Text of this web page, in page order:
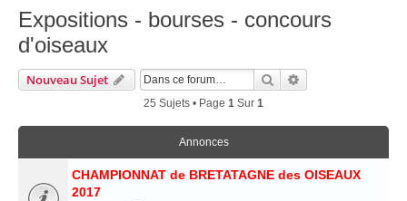
Expositions - bourses - concours
d'oiseaux
Nouveau Sujet Rechercher
25 Sujets • Page 1 Sur 1
Annonces
CHAMPIONNAT de BRETATAGNE des OISEAUX
2017